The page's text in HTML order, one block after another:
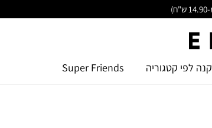
קנה לפי קטגוריה Super Friends